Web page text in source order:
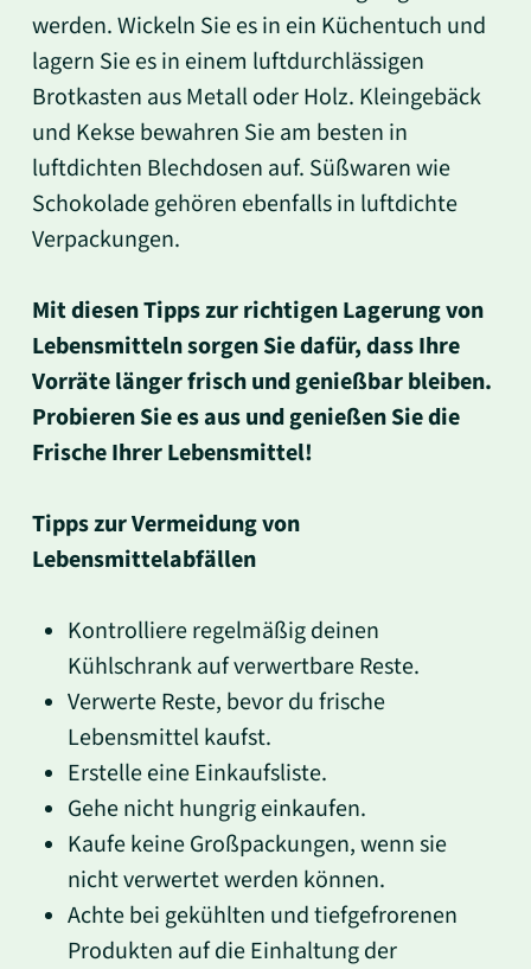
werden. Wickeln Sie es in ein Küchentuch und
lagern Sie es in einem luftdurchlässigen
Brotkasten aus Metall oder Holz. Kleingebäck
und Kekse bewahren Sie am besten in
luftdichten Blechdosen auf. Süßwaren wie
Schokolade gehören ebenfalls in luftdichte
Verpackungen.
Mit diesen Tipps zur richtigen Lagerung von
Lebensmitteln sorgen Sie dafür, dass Ihre
Vorräte länger frisch und genießbar bleiben.
Probieren Sie es aus und genießen Sie die
Frische Ihrer Lebensmittel!
Tipps zur Vermeidung von
Lebensmittelabfällen
Kontrolliere regelmäßig deinen
Kühlschrank auf verwertbare Reste.
Verwerte Reste, bevor du frische
Lebensmittel kaufst.
Erstelle eine Einkaufsliste.
Gehe nicht hungrig einkaufen.
Kaufe keine Großpackungen, wenn sie
nicht verwertet werden können.
Achte bei gekühlten und tiefgefrorenen
Produkten auf die Einhaltung der